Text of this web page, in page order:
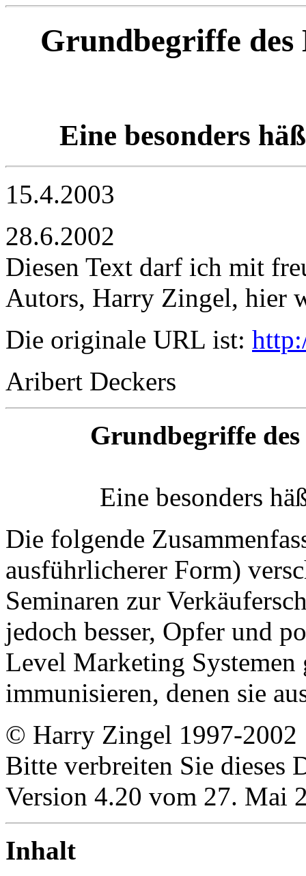
Grundbegriffe
Eine besonders
15.4.2003
28.6.2002
Diesen Text darf ich mit
Autors, Harry Zingel, hier
Die originale URL ist:
Aribert Deckers
Grundbegriffe
Eine besonders
Die folgende
ausführlicherer Form)
Seminaren zur
jedoch besser, Opfer und
Level Marketing Systemen
immunisieren, denen sie
© Harry Zingel 1997-2002
Bitte verbreiten Sie dieses
Version 4.20 vom 27. Mai
Inhalt